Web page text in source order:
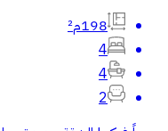
198م²
4
4
2